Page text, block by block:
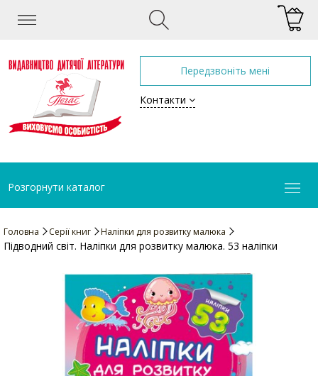
Передзвоніть мені
Контакти
Розгорнути каталог
Головна Серії книг Наліпки для розвитку малюка
Підводний світ. Наліпки для розвитку малюка. 53 наліпки